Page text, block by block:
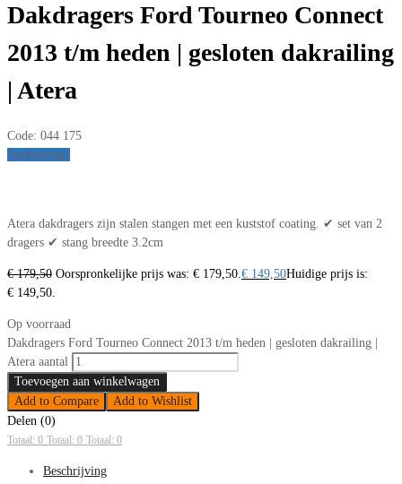
Dakdragers Ford Tourneo Connect
2013 t/m heden | gesloten dakrailing
| Atera
Code: 044 175
Aanbieding!
Atera dakdragers zijn stalen stangen met een kuststof coating. ✔ set van 2
dragers ✔ stang breedte 3.2cm
€179,50 Oorspronkelijke prijs was: € 179,50. € 149,50Huidige prijs is:
€ 149,50.
Op voorraad
Dakdragers Ford Tourneo Connect 2013 t/m heden | gesloten dakrailing |
Atera aantal
Toevoegen aan winkelwagen
Add to Compare
Add to Wishlist
Delen (0)
Totaal: 0 Totaal: 0 Totaal: 0
Beschrijving